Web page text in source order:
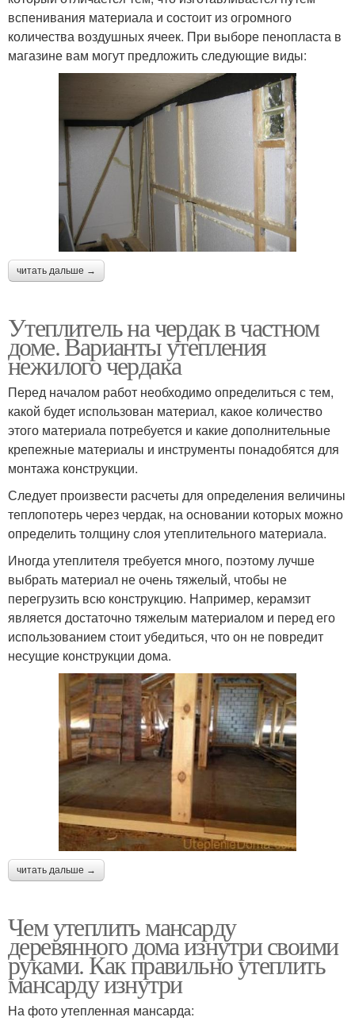
вспенивания материала и состоит из огромного
количества воздушных ячеек. При выборе пенопласта в
магазине вам могут предложить следующие виды:
читать дальше →
Утеплитель на чердак в частном
доме. Варианты утепления
нежилого чердака
Перед началом работ необходимо определиться с тем,
какой будет использован материал, какое количество
этого материала потребуется и какие дополнительные
крепежные материалы и инструменты понадобятся для
монтажа конструкции.
Следует произвести расчеты для определения величины
теплопотерь через чердак, на основании которых можно
определить толщину слоя утеплительного материала.
Иногда утеплителя требуется много, поэтому лучше
выбрать материал не очень тяжелый, чтобы не
перегрузить всю конструкцию. Например, керамзит
является достаточно тяжелым материалом и перед его
использованием стоит убедиться, что он не повредит
несущие конструкции дома.
читать дальше →
Чем утеплить мансарду
деревянного дома изнутри своими
руками. Как правильно утеплить
мансарду изнутри
На фото утепленная мансарда: